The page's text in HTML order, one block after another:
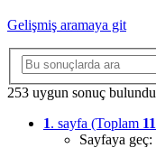
Gelişmiş aramaya git
253 uygun sonuç bulundu
1. sayfa (Toplam 11
Sayfaya geç: